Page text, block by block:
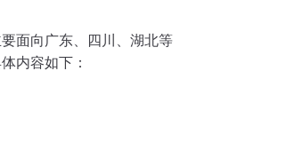
面向广东、四川、湖北等
内容如下：